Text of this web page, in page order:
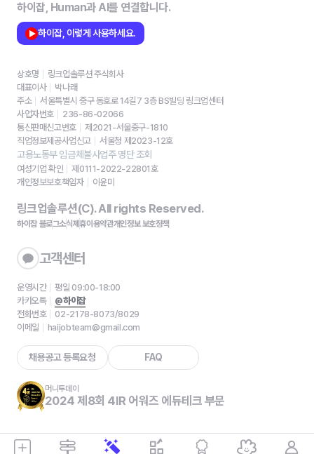
하이잡, Human과 AI를 연결합니다.
하이잡, 이렇게 사용하세요.
상호명
링크업솔루션 주식회사
대표이사
박나래
주소
서울특별시 중구 동호로 14길7 3층 BS빌딩 링크업센터
사업자번호
236-86-02066
통신판매신고번호
제2021-서울중구-1810
직업정보제공사업신고
서울청 제2023-12호
고용노동부 임금체불사업주 명단 조회
여성기업 확인
제0111-2022-22801호
개인정보보호책임자
이윤미
링크업솔루션(C). All rights Reserved.
하이잡 블로그소식제휴이용약관개인정보 보호정책
고객센터
운영시간
평일 09:00-18:00
카카오톡
@하이잡
전화번호
02-2178-8073/8029
이메일
haijobteam@gmail.com
채용공고 등록요청 FAQ
머니투데이
2024 제8회 4IR 어워즈 에듀테크 부문